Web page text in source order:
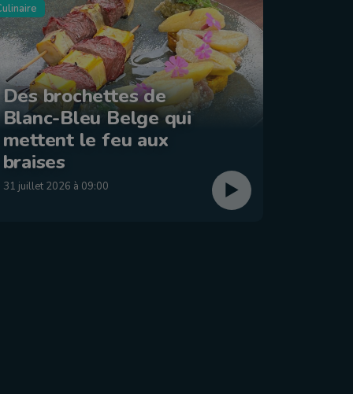
Des brochettes de
Blanc-Bleu Belge qui
mettent le feu aux
braises
31 juillet 2026 à 09:00